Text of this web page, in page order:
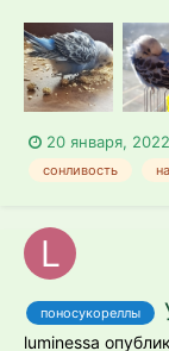
не совскм
выпали перья.
помятом все в п...
20 января, 2022
сонливость
поносукореллы
luminessa